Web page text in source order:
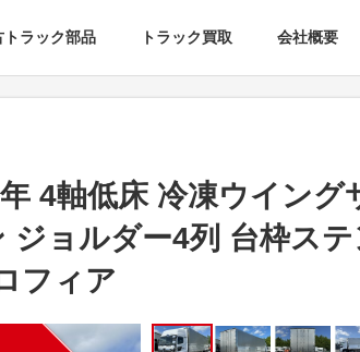
トラック部品 トラック買取 会社概要
4軸低床 冷凍ウイング
ジョルダー4列 台枠ス
フィア